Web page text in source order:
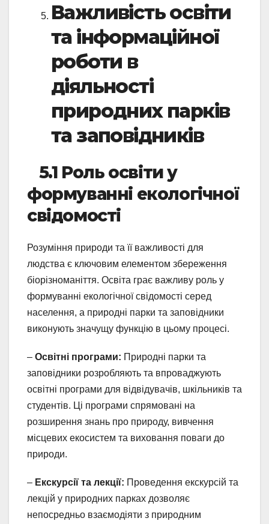
Важливість освіти
та інформаційної
роботи в
діяльності
природних парків
та заповідників
5.1 Роль освіти у
формуванні екологічної
свідомості
Розуміння природи та її важливості для
людства є ключовим елементом збереження
біорізноманіття. Освіта грає важливу роль у
формуванні екологічної свідомості серед
населення, а природні парки та заповідники
виконують значущу функцію в цьому процесі.
– Освітні програми: Природні парки та
заповідники розробляють та впроваджують
освітні програми для відвідувачів, шкільників та
студентів. Ці програми спрямовані на
розширення знань про природу, вивчення
місцевих екосистем та виховання поваги до
природи.
– Екскурсії та лекції: Проведення екскурсій та
лекцій у природних парках дозволяє
непосредньо взаємодіяти з природним